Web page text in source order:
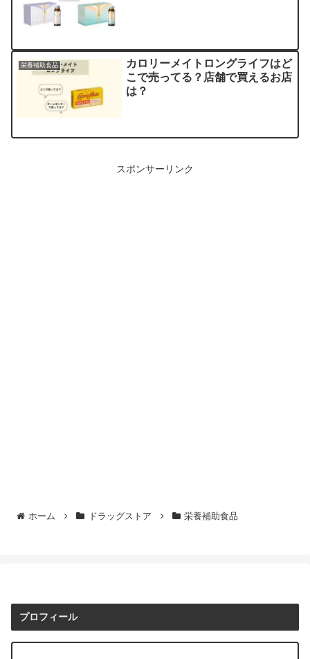
栄養補助食品
カロリーメイトロングライフはど
こで売ってる？店舗で買えるお店
は？
スポンサーリンク
ホーム ドラッグストア 栄養補助食品
プロフィール